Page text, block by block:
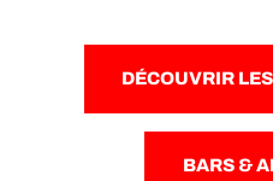
DÉCOUVRIR
BARS &